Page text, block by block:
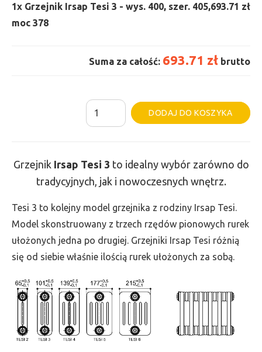
1x Grzejnik Irsap Tesi 3 - wys. 400, szer. 405,
moc 378
693.71 zł
Suma za całość: 693.71 zł brutto
ilość
Grzejnik
-
wys.
400,
szer.
405,
378
DODAJ DO KOSZYKA
Grzejnik Irsap Tesi 3 to idealny wybór zarówno do
tradycyjnych, jak i nowoczesnych wnętrz.
Tesi 3 to kolejny model grzejnika z rodziny Irsap Tesi.
Model skonstruowany z trzech rzędów pionowych rurek
ułożonych jedna po drugiej. Grzejniki Irsap Tesi różnią
się od siebie właśnie ilością rurek ułożonych za sobą.